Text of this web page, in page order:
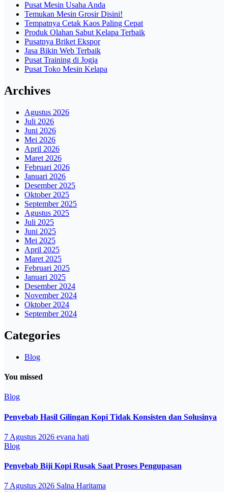
Pusat Mesin Usaha Anda
Temukan Mesin Grosir Disini!
Tempatnya Cetak Kaos Paling Cepat
Produk Olahan Sabut Kelapa Terbaik
Pusatnya Briket Ekspor
Jasa Bikin Web Terbaik
Pusat Training di Jogja
Pusat Toko Mesin Kelapa
Archives
Agustus 2026
Juli 2026
Juni 2026
Mei 2026
April 2026
Maret 2026
Februari 2026
Januari 2026
Desember 2025
Oktober 2025
September 2025
Agustus 2025
Juli 2025
Juni 2025
Mei 2025
April 2025
Maret 2025
Februari 2025
Januari 2025
Desember 2024
November 2024
Oktober 2024
September 2024
Categories
Blog
You missed
Blog
Penyebab Hasil Gilingan Kopi Tidak Konsisten dan Solusinya
7 Agustus 2026 evana hati
Blog
Penyebab Biji Kopi Rusak Saat Proses Pengupasan
7 Agustus 2026 Salna Haritama